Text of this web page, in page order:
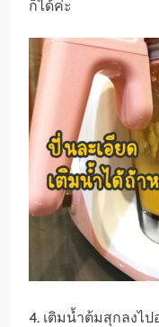
ก็ได้ค่ะ
4. เติมน้ำต้มสุกลงไ